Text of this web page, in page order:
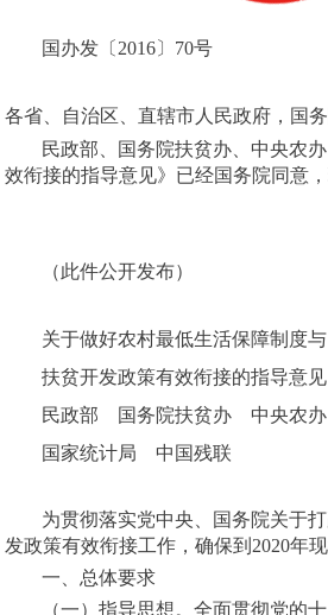
国办发〔2016〕70号
各省、自治区、直辖市人民政府，国
民政部、国务院扶贫办、中央农
效衔接的指导意见》已经国务院同意
（此件公开发布）
关于做好农村最低生活保障制度与
扶贫开发政策有效衔接的指导意见
民政部 国务院扶贫办 中央农
国家统计局 中国残联
为贯彻落实党中央、国务院关于
发政策有效衔接工作，确保到2020年
一、总体要求
（一）指导思想。全面贯彻党的